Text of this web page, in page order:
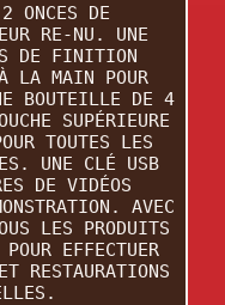
ONCES DE
RE-NU. UNE
DE FINITION
LA MAIN POUR
BOUTEILLE DE 4
SUPÉRIEURE
TOUTES LES
UNE CLÉ USB
DE VIDÉOS
AVEC
LES PRODUITS
EFFECTUER
RESTAURATIONS